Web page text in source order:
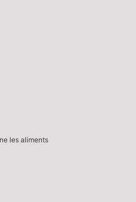
les aliments